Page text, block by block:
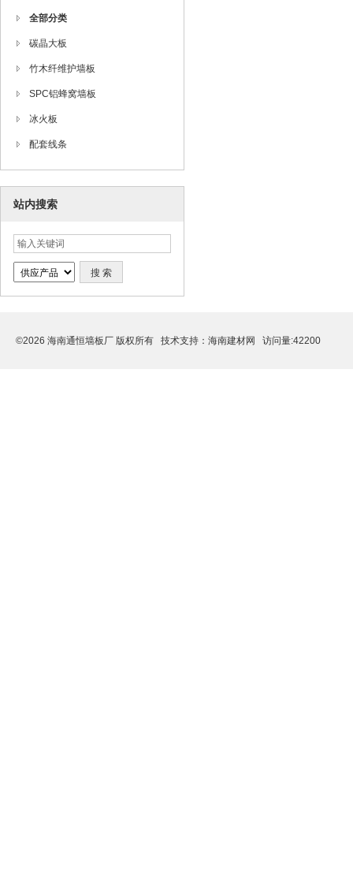
全部分类
碳晶大板
竹木纤维护墙板
SPC铝蜂窝墙板
冰火板
配套线条
站内搜索
©2026 海南通恒墙板厂 版权所有 技术支持： 海南建材网 访问量:42200